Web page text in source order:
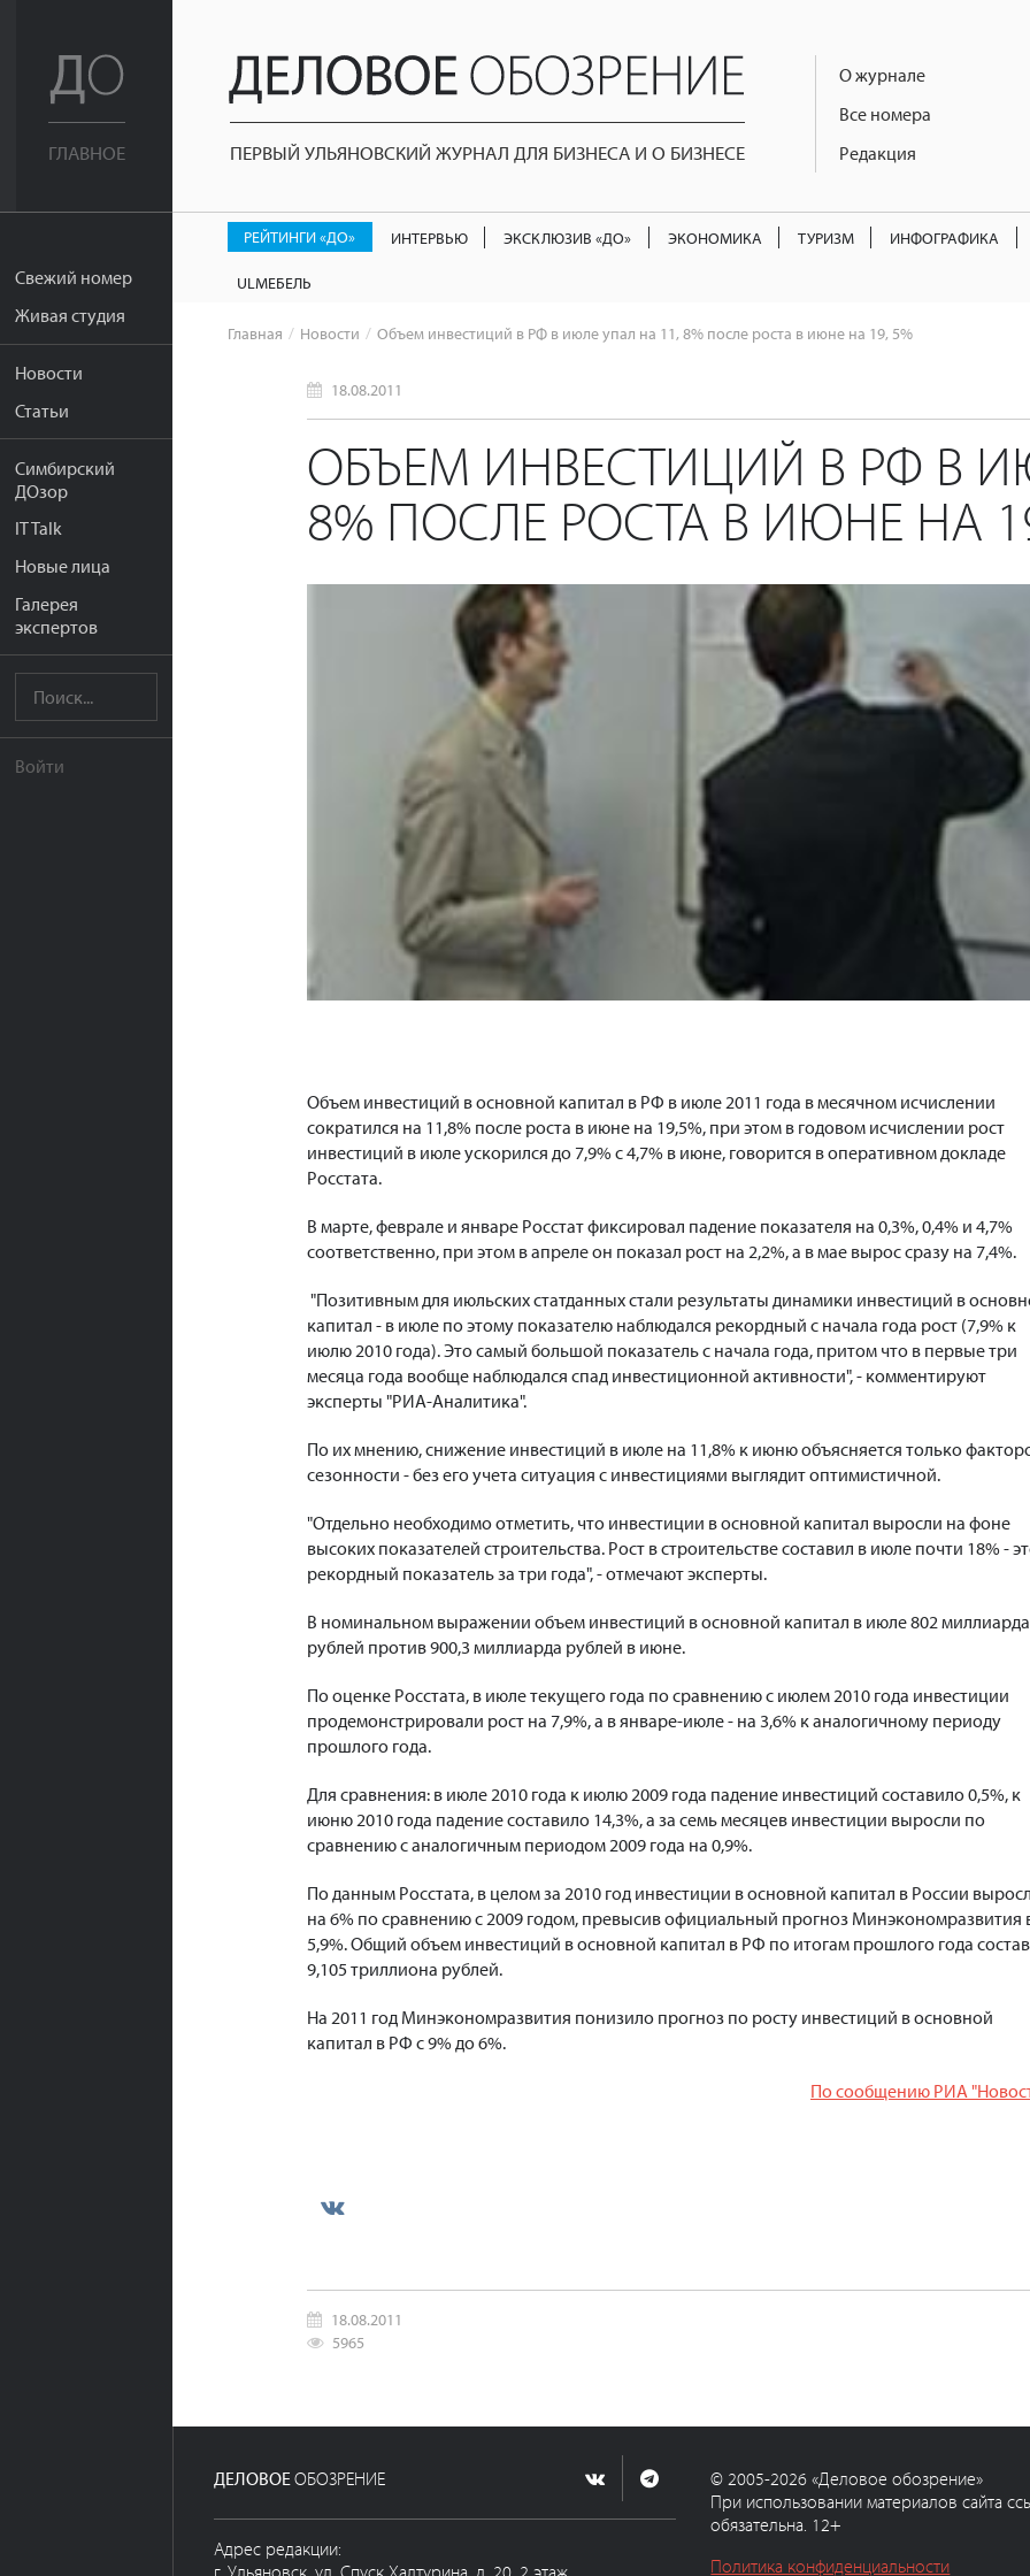
ГЛАВНОЕ
Свежий номер
Живая студия
Новости
Статьи
Симбирский
ДОзор
IT Talk
Новые лица
Галерея
экспертов
Войти
ПЕРВЫЙ УЛЬЯНОВСКИЙ ЖУРНАЛ ДЛЯ БИЗНЕСА И О БИЗНЕСЕ
О журнале
Все номера
Редакция
РЕЙТИНГИ «ДО» ИНТЕРВЬЮ ЭКСКЛЮЗИВ «ДО» ЭКОНОМИКА ТУРИЗМ ИНФОГРАФИКА
ULМЕБЕЛЬ
Главная Новости Объем инвестиций в РФ в июле упал на 11, 8% после роста в июне на 19, 5%
18.08.2011
ОБЪЕМ ИНВЕСТИЦИЙ В РФ В
8% ПОСЛЕ РОСТА В ИЮНЕ НА
Объем инвестиций в основной капитал в РФ в июле 2011 года в месячном исчислении
сократился на 11,8% после роста в июне на 19,5%, при этом в годовом исчислении рост
инвестиций в июле ускорился до 7,9% с 4,7% в июне, говорится в оперативном докладе
Росстата.
В марте, феврале и январе Росстат фиксировал падение показателя на 0,3%, 0,4% и 4,7%
соответственно, при этом в апреле он показал рост на 2,2%, а в мае вырос сразу на 7,4%.
"Позитивным для июльских статданных стали результаты динамики инвестиций в
капитал - в июле по этому показателю наблюдался рекордный с начала года рост (7,9% к
июлю 2010 года). Это самый большой показатель с начала года, притом что в первые три
месяца года вообще наблюдался спад инвестиционной активности", - комментируют
эксперты "РИА-Аналитика".
По их мнению, снижение инвестиций в июле на 11,8% к июню объясняется только
сезонности - без его учета ситуация с инвестициями выглядит оптимистичной.
"Отдельно необходимо отметить, что инвестиции в основной капитал выросли на фоне
высоких показателей строительства. Рост в строительстве составил в июле почти 18% -
рекордный показатель за три года", - отмечают эксперты.
В номинальном выражении объем инвестиций в основной капитал в июле 802 миллиарда
рублей против 900,3 миллиарда рублей в июне.
По оценке Росстата, в июле текущего года по сравнению с июлем 2010 года инвестиции
продемонстрировали рост на 7,9%, а в январе-июле - на 3,6% к аналогичному периоду
прошлого года.
Для сравнения: в июле 2010 года к июлю 2009 года падение инвестиций составило 0,5%, к
июню 2010 года падение составило 14,3%, а за семь месяцев инвестиции выросли по
сравнению с аналогичным периодом 2009 года на 0,9%.
По данным Росстата, в целом за 2010 год инвестиции в основной капитал в России
на 6% по сравнению с 2009 годом, превысив официальный прогноз Минэкономразвития
5,9%. Общий объем инвестиций в основной капитал в РФ по итогам прошлого года
9,105 триллиона рублей.
На 2011 год Минэкономразвития понизило прогноз по росту инвестиций в основной
капитал в РФ с 9% до 6%.
По сообщению РИА
18.08.2011
5965
ДЕЛОВОЕОБОЗРЕНИЕ
Адрес редакции:
© 2005-2026 «Деловое обозрение»
При использовании материалов сайта
обязательна. 12+
Политика конфиденциальности